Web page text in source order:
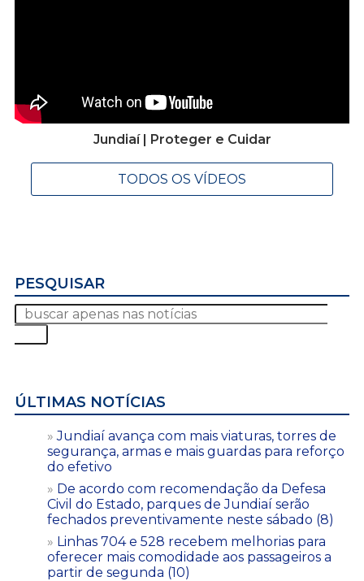
Jundiaí | Proteger e Cuidar
TODOS OS VÍDEOS
PESQUISAR
ÚLTIMAS NOTÍCIAS
Jundiaí avança com mais viaturas, torres de
segurança, armas e mais guardas para reforço
do efetivo
De acordo com recomendação da Defesa
Civil do Estado, parques de Jundiaí serão
fechados preventivamente neste sábado (8)
Linhas 704 e 528 recebem melhorias para
oferecer mais comodidade aos passageiros a
partir de segunda (10)